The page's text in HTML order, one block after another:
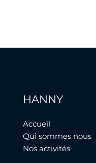
HANNY
Accueil
Qui sommes nous
Nos activités